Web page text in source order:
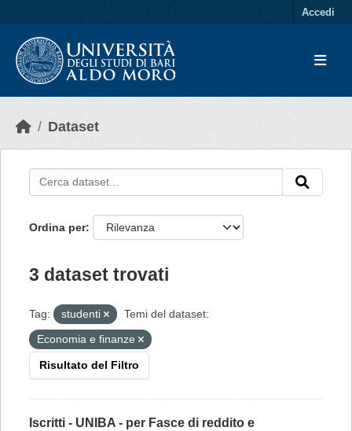
Accedi
Dataset
Ordina per
3 dataset trovati
Tag: studenti
Temi del dataset:
Economia e finanze
Risultato del Filtro
Iscritti - UNIBA - per Fasce di reddito e